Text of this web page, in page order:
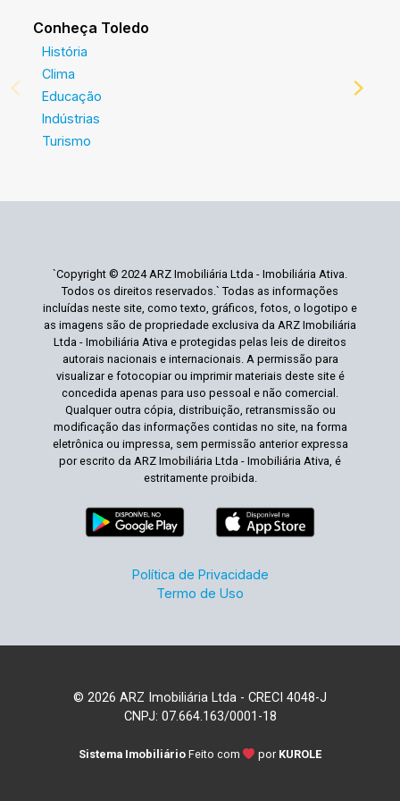
Conheça Toledo
História
Clima
Educação
Indústrias
Turismo
`Copyright © 2024 ARZ Imobiliária Ltda - Imobiliária Ativa.
Todos os direitos reservados.` Todas as informações
incluídas neste site, como texto, gráficos, fotos, o logotipo e
as imagens são de propriedade exclusiva da ARZ Imobiliária
Ltda - Imobiliária Ativa e protegidas pelas leis de direitos
autorais nacionais e internacionais. A permissão para
visualizar e fotocopiar ou imprimir materiais deste site é
concedida apenas para uso pessoal e não comercial.
Qualquer outra cópia, distribuição, retransmissão ou
modificação das informações contidas no site, na forma
eletrônica ou impressa, sem permissão anterior expressa
por escrito da ARZ Imobiliária Ltda - Imobiliária Ativa, é
estritamente proibida.
Política de Privacidade
Termo de Uso
© 2026 ARZ Imobiliária Ltda - CRECI 4048-J
CNPJ: 07.664.163/0001-18
Sistema Imobiliário Feito com por KUROLE